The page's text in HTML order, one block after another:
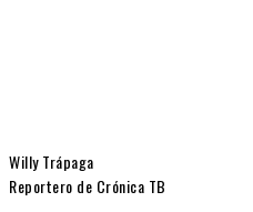
Willy Trápaga
Reportero de Crónica TB